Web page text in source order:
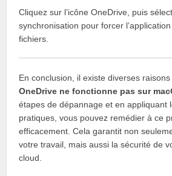
Cliquez sur l’icône OneDrive, puis
synchronisation pour forcer
fichiers.
En conclusion, il existe diverses
OneDrive ne fonctionne pas sur
étapes de dépannage et en appliquant
pratiques, vous pouvez remédier à ce
efficacement. Cela garantit non
votre travail, mais aussi la sécurité de
cloud.